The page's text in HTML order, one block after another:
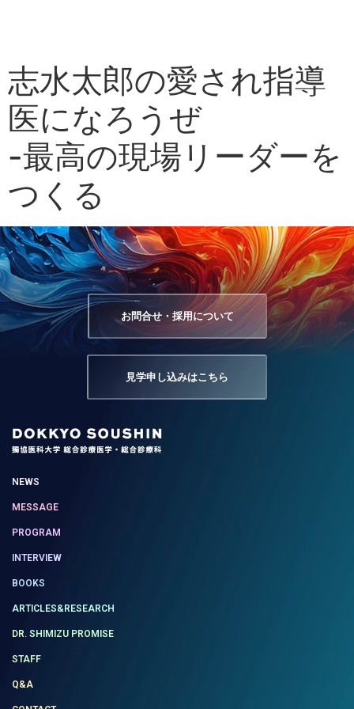
志水太郎の愛され指導
医になろうぜ
-最高の現場リーダーを
つくる
お問合せ・採用について
見学申し込みはこちら
NEWS
MESSAGE
PROGRAM
INTERVIEW
BOOKS
ARTICLES&RESEARCH
DR. SHIMIZU PROMISE
STAFF
Q&A